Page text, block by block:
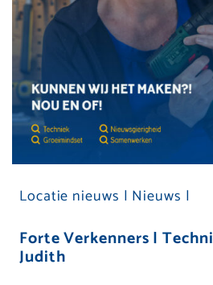
Locatie nieuws | Nieuws |
Forte Verkenners |
Judith